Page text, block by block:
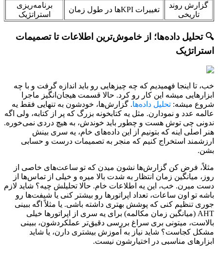
گزارش روند
تاریخی
تغییرات KPIها در طول زمان
برنامه‌ریزی
استراتژیک
🔍 تحلیل داده‌ها؛ از خاموش‌ترین اطلاعات تا تصمیمات
استراتژیک
خب، تا اینجا فهمیدیم که چه چیزهایی رو باید اندازه گرفت و با چه
ابزارهایی میشه این کار رو کرد. حالا قسمت هیجان‌انگیز ماجرا
شروع میشه: تحلیل داده‌ها. گزارش‌ها، خودشون به تنهایی فقط یه
عالمه عدد و نمودارن. مثل یه کتابخونه بزرگ که پر از کتابه، ولی اگه
ندونی چی توش هست و چطور باید خوندش، به هیچ دردی نمی‌خوره.
هنر اصلی اینه که بتونیم از این داده‌های خام، یه سری بینش
ارزشمند استخراج کنیم که منجر به تصمیمات درست و حسابی
بشن.
مثلاً، فرض کن گزارش‌ها نشون میدن که تو ساعت‌های خاصی از
روز، میانگین زمان انتظار به شدت بالا میره و خیلی از تماس‌ها از
دست میرن. خب، این یه اطلاعات خام. حالا تحلیلش چیه؟ شاید لازم
باشه تو اون ساعات، تعداد اپراتورها رو بیشتر کنی یا شیفت‌ها رو
جوری تنظیم کنی که پوشش بهتری داشته باشی. یا مثلاً اگه ببینی
AHT (میانگین زمان مکالمه) برای یه سری از اپراتورها خیلی
بالاست، میتونی بری سراغ بررسی دقیق‌تر عملکردشون، ببینی
مشکل کجاست؟ شاید نیاز به آموزش بیشتری دارن، یا شاید
ابزارهای مناسبی در اختیارشون نیست.